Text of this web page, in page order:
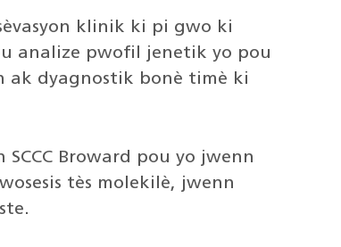
klinik ki pi gwo ki
analize pwofil jenetik yo pou
ak dyagnostik bonè timè ki
Broward pou yo jwenn
tès molekilè, jwenn